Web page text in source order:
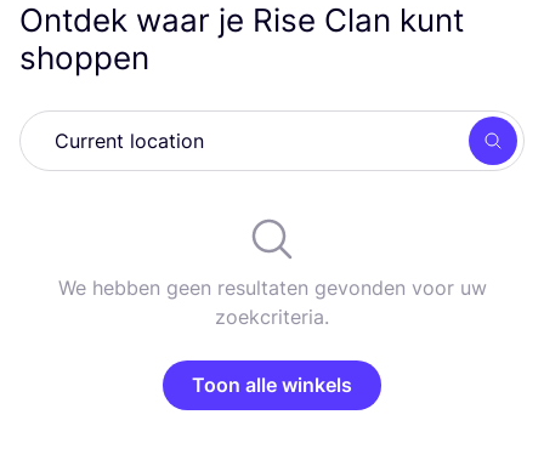
Ontdek waar je Rise Clan kunt
shoppen
Zoek
We hebben geen resultaten gevonden voor uw
zoekcriteria.
Toon alle winkels